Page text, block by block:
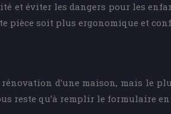
et éviter les dangers pour les
pièce soit plus ergonomique et
d’une maison, mais le
reste qu’à remplir le formulaire